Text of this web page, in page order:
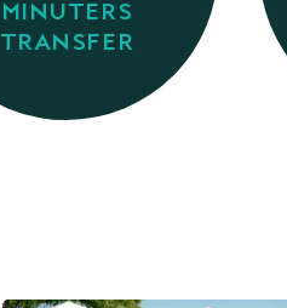
MINUTERS
TRANSFER